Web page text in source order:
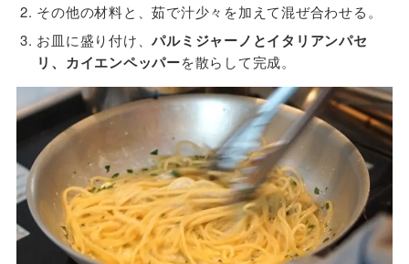
その他の材料と、茹で汁少々を加えて混ぜ合わせる。
お皿に盛り付け、パルミジャーノとイタリアンパセ
リ、カイエンペッパーを散らして完成。